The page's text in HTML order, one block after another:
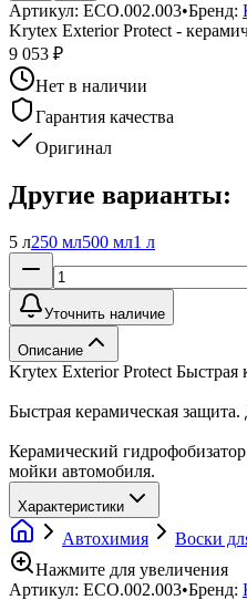
Артикул: ECO.002.003•Бренд:
Krytex Exterior Protect -
9 053 ₽
Нет в наличии
Гарантия качества
Оригинал
Другие варианты:
5 л250 мл500 мл1 л
Уточнить наличие
Описание
Krytex Exterior Protect Быстрая
Быстрая керамическая защита.
Керамический
мойки автомобиля.
Характеристики
Автохимия Воски
Нажмите для увеличения
Артикул: ECO.002.003•Бренд: